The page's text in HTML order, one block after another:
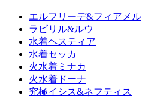
エルフリーデ&フィアメル
ラビリル&ルウ
水着ヘスティア
水着セッカ
火水着ミナカ
火水着ドーナ
究極イシス&ネフティス